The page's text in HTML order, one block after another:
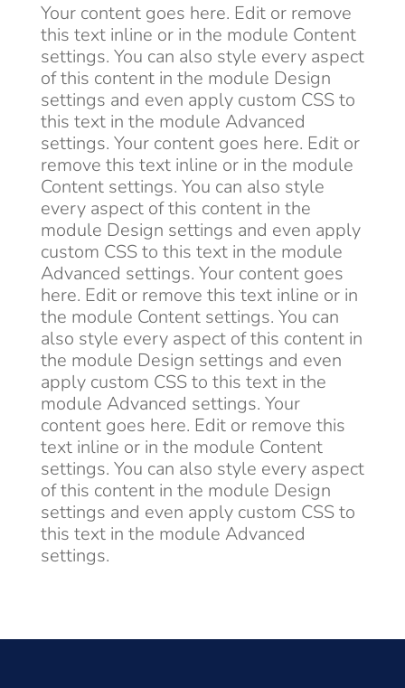
Your content goes here. Edit or remove
this text inline or in the module Content
settings. You can also style every aspect
of this content in the module Design
settings and even apply custom CSS to
this text in the module Advanced
settings. Your content goes here. Edit or
remove this text inline or in the module
Content settings. You can also style
every aspect of this content in the
module Design settings and even apply
custom CSS to this text in the module
Advanced settings. Your content goes
here. Edit or remove this text inline or in
the module Content settings. You can
also style every aspect of this content in
the module Design settings and even
apply custom CSS to this text in the
module Advanced settings. Your
content goes here. Edit or remove this
text inline or in the module Content
settings. You can also style every aspect
of this content in the module Design
settings and even apply custom CSS to
this text in the module Advanced
settings.